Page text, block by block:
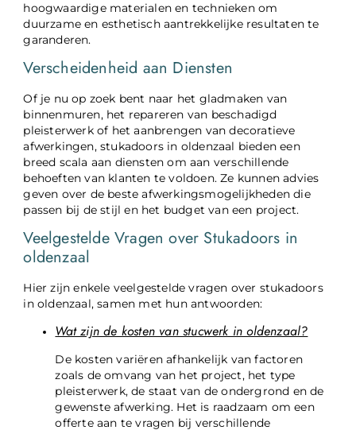
hoogwaardige materialen en technieken om
duurzame en esthetisch aantrekkelijke resultaten te
garanderen.
Verscheidenheid aan Diensten
Of je nu op zoek bent naar het gladmaken van
binnenmuren, het repareren van beschadigd
pleisterwerk of het aanbrengen van decoratieve
afwerkingen, stukadoors in oldenzaal bieden een
breed scala aan diensten om aan verschillende
behoeften van klanten te voldoen. Ze kunnen advies
geven over de beste afwerkingsmogelijkheden die
passen bij de stijl en het budget van een project.
Veelgestelde Vragen over Stukadoors in
oldenzaal
Hier zijn enkele veelgestelde vragen over stukadoors
in oldenzaal, samen met hun antwoorden:
Wat zijn de kosten van stucwerk in oldenzaal?
De kosten variëren afhankelijk van factoren
zoals de omvang van het project, het type
pleisterwerk, de staat van de ondergrond en de
gewenste afwerking. Het is raadzaam om een
offerte aan te vragen bij verschillende